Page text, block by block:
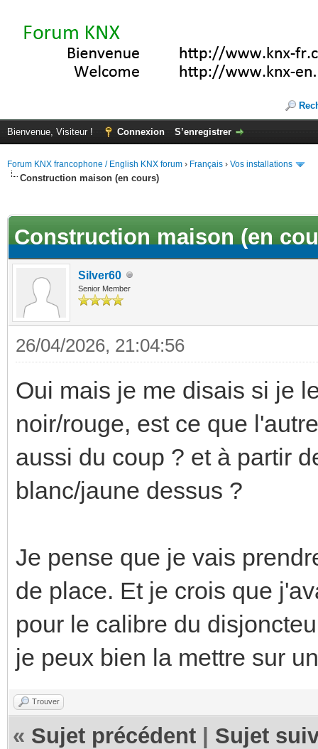
Bienvenue, Visiteur ! Connexion S’enregistrer
Forum KNX francophone / English KNX forum › Français › Vos installations
Construction maison (en cours)
Construction maison (en
Silver60
Senior Member
26/04/2026, 21:04:56
Oui mais je me disais si je
noir/rouge, est ce que
aussi du coup ? et à partir
blanc/jaune dessus ?
Je pense que je vais
de place. Et je crois que
pour le calibre du
je peux bien la mettre sur
Trouver
« Sujet précédent Sujet